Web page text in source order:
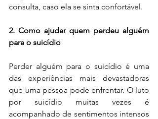
consulta, caso ela se sinta confortável.
2. Como ajudar quem perdeu alguém
para o suicídio
Perder alguém para o suicídio é uma
das experiências mais devastadoras
que uma pessoa pode enfrentar. O luto
por suicídio muitas vezes é
acompanhado de sentimentos intensos